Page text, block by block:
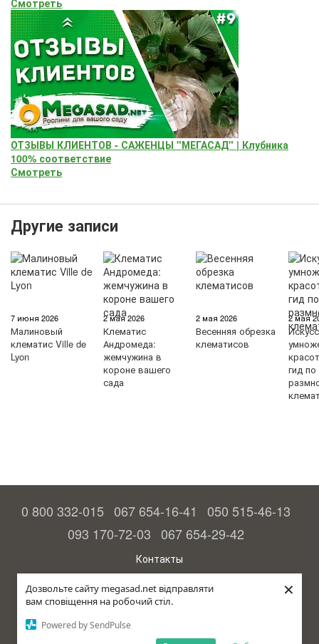
Дозвольте сайту megasad.net відправляти
вам сповіщення на робочий стіл.
Powered by SendPulse
×
Смотреть
ОТЗЫВЫ КЛИЕНТОВ - САЖЕНЦЫ "МЕГАСАД" | Клубника
100% соответствие
Смотреть
Другие записи
7 июня 2026
Малиновый
клематис Ville de
Lyon
2 мая 2026
Клематис
Андромеда:
жемчужина в
короне вашего
сада
2 мая 2026
Весенняя обрезка
клематисов
2 мая
гид по
0 800 332-015 067 654-16-41
050 515-46-13
093 170-72-03 067 654-29-42
Контакты
Полная версия сайта
© 2015—2026
Megasad - гарантия высокого урожая